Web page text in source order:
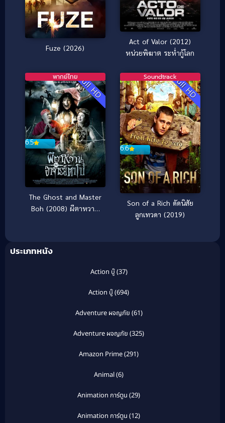
Fuze (2026)
Act of Valor (2012)
หน่วยพิฆาต ระห่ำกู้โลก
Full HD
6.5
พากย์ไทย
The Ghost and Master
Boh (2008) ผีตาหวาน
Full HD
6.6
Soundtrack
Son of a Rich ดัดนิสัย
ลูกเทวดา (2019)
ประเภทหนัง
Action บู๊(37)
Action บู๊(694)
Adventure ผจญภัย (61)
Adventure ผจญภัย (325)
Amazon Prime(291)
Animal(6)
Animation การ์ตูน (29)
Animation การ์ตูน (12)